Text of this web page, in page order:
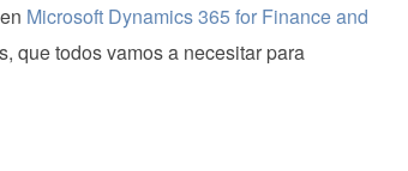
en Microsoft Dynamics 365 for Finance and
que todos vamos a necesitar para